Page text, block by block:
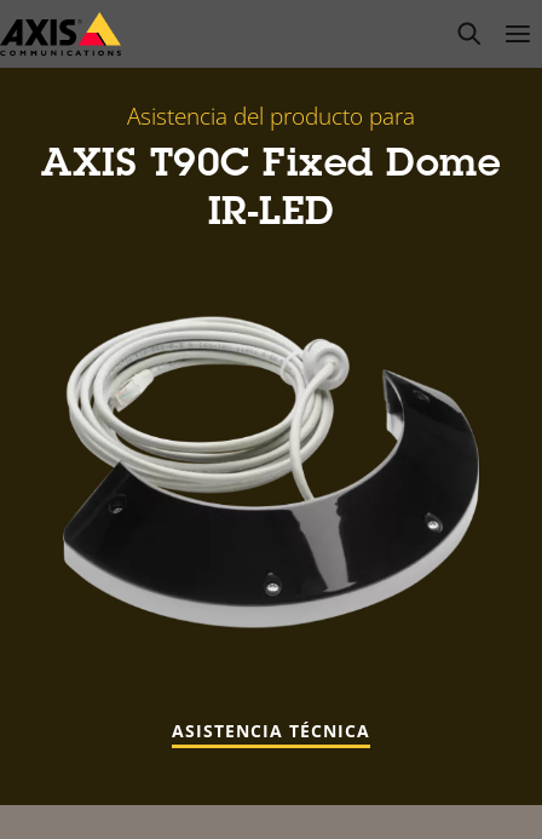
Saltar
al
open
Asistencia del producto para
AXIS T90C Fixed Dome
IR-LED
ASISTENCIA TÉCNICA